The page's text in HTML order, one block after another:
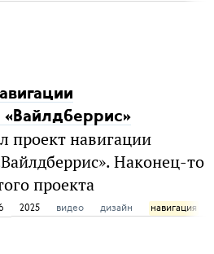
проект навигации
Наконец-то
проекта
2025 видео дизайн навигация